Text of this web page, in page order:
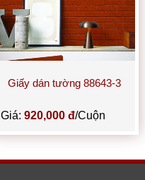
Giấy dán tường 88643-3
Giá: 920,000 đ/Cuộn